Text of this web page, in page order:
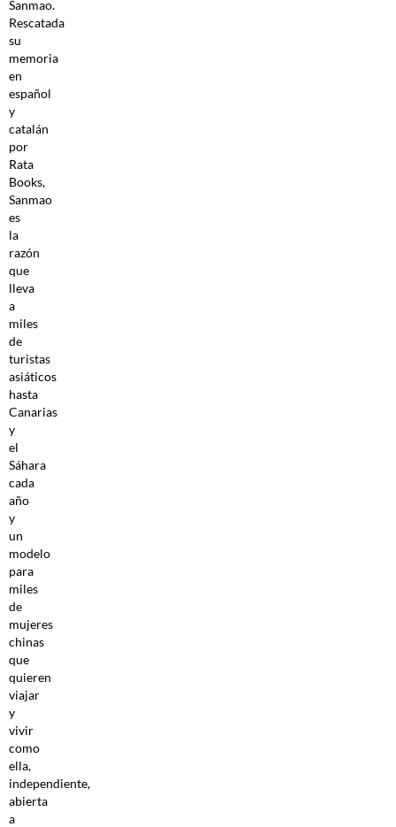
Sanmao.
Rescatada
su
memoria
en
español
y
catalán
por
Rata
Books,
Sanmao
es
la
razón
que
lleva
a
miles
de
turistas
asiáticos
hasta
Canarias
y
el
Sáhara
cada
año
y
un
modelo
para
miles
de
mujeres
chinas
que
quieren
viajar
y
vivir
como
ella,
independiente,
abierta
a